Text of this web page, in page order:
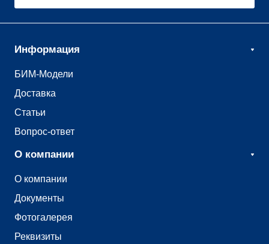
Информация
БИМ-Модели
Доставка
Статьи
Вопрос-ответ
О компании
О компании
Документы
Фотогалерея
Реквизиты